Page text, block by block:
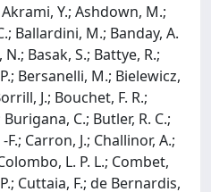
Y.; Ashdown, M.;
Ballardini, M.; Banday, A.
Basak, S.; Battye, R.;
Bersanelli, M.; Bielewicz,
J.; Bouchet, F. R.;
C.; Butler, R. C.;
Carron, J.; Challinor, A.;
L. P. L.; Combet,
Cuttaia, F.; de Bernardis,